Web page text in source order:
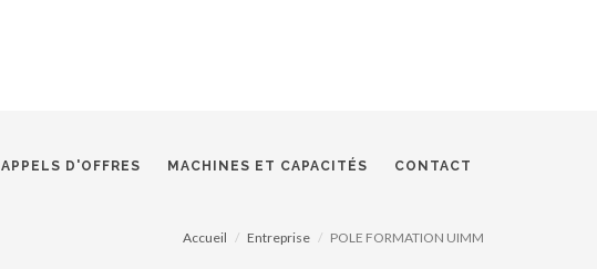
APPELS D'OFFRES MACHINES ET CAPACITÉS CONTACT
Accueil Entreprise POLE FORMATION UIMM